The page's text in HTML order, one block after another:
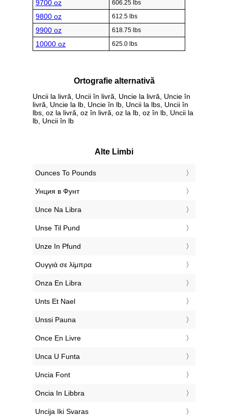
9700 oz 606.25 lbs
9800 oz 612.5 lbs
9900 oz 618.75 lbs
10000 oz 625.0 lbs
Ortografie alternativă
Uncii la livră, Uncii în livră, Uncie la livră, Uncie în
livră, Uncie la lb, Uncie în lb, Uncii la lbs, Uncii în
lbs, oz la livră, oz în livră, oz la lb, oz în lb, Uncii la
lb, Uncii în lb
Alte Limbi
‎Ounces To Pounds
‎Унция в Фунт
‎Unce Na Libra
‎Unse Til Pund
‎Unze In Pfund
‎Ουγγιά σε λίμπρα
‎Onza En Libra
‎Unts Et Nael
‎Unssi Pauna
‎Once En Livre
‎Unca U Funta
‎Uncia Font
‎Oncia In Libbra
‎Uncija Iki Svaras